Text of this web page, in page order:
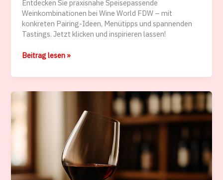
Entdecken Sie praxisnahe Speisepassende
Weinkombinationen bei Wine World FDW – mit
konkreten Pairing-Ideen, Menütipps und spannenden
Tastings. Jetzt klicken und inspirieren lassen!
Wine
FDW:
Beitrag lesen »